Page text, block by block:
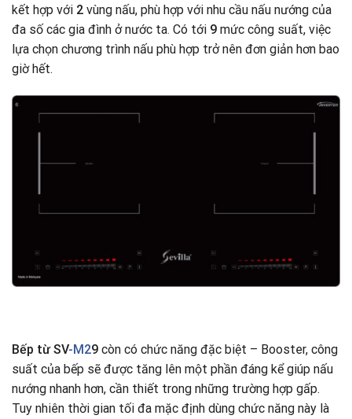
kết hợp với 2 vùng nấu, phù hợp với nhu cầu nấu nướng của
đa số các gia đình ở nước ta. Có tới 9 mức công suất, việc
lựa chọn chương trình nấu phù hợp trở nên đơn giản hơn bao
giờ hết.
Bếp từ SV-M29 còn có chức năng đặc biệt – Booster, công
suất của bếp sẽ được tăng lên một phần đáng kể giúp nấu
nướng nhanh hơn, cần thiết trong những trường hợp gấp.
Tuy nhiên thời gian tối đa mặc định dùng chức năng này là